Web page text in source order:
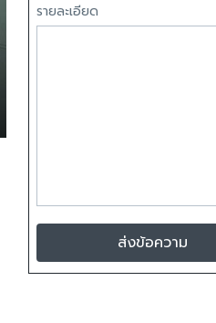
รายละเอียด
ส่งข้อความ